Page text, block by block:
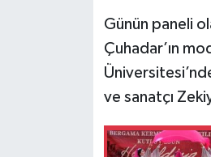
Günün paneli
Çuhadar’ın
ve sanatçı